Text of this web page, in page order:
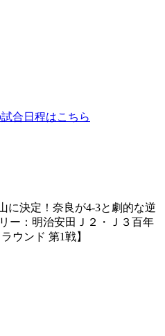
合日程はこちら
に決定！奈良が4-3と劇的な逆
ー：明治安田Ｊ２・Ｊ３百年
ウンド 第1戦】